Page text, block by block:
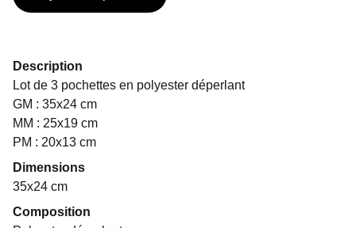
Description
Lot de 3 pochettes en polyester déperlant
GM : 35x24 cm
MM : 25x19 cm
PM : 20x13 cm
Dimensions
35x24 cm
Composition